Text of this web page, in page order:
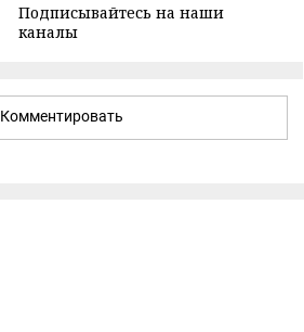
Подписывайтесь на наши
каналы
Комментировать